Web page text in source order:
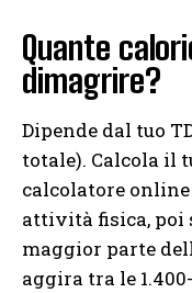
Quante
dimagrire?
Dipende dal tuo
totale). Calcola il
calcolatore online
attività fisica, poi
maggior parte
aggira tra le